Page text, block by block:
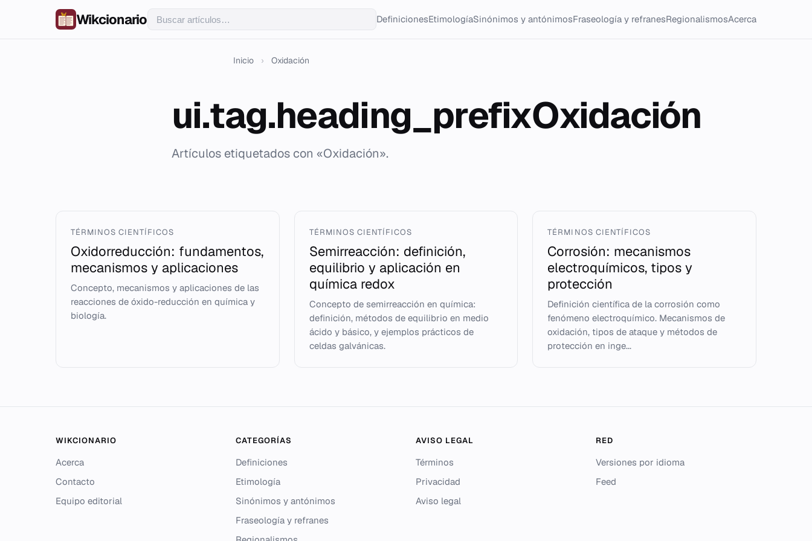
Wikcionario DefinicionesEtimologíaSinónimos y antónimosFraseología y refranesRegionalismosAcerca
Inicio › Oxidación
ui.tag.heading_prefixOxidación
Artículos etiquetados con «Oxidación».
TÉRMINOS CIENTÍFICOS
Oxidorreducción: fundamentos,
mecanismos y aplicaciones
Concepto, mecanismos y aplicaciones de las
reacciones de óxido-reducción en química y
biología.
TÉRMINOS CIENTÍFICOS
Semirreacción: definición,
equilibrio y aplicación en
química redox
Concepto de semirreacción en química:
definición, métodos de equilibrio en medio
ácido y básico, y ejemplos prácticos de
celdas galvánicas.
TÉRMINOS CIENTÍFICOS
Corrosión: mecanismos
electroquímicos, tipos y
protección
Definición científica de la corrosión como
fenómeno electroquímico. Mecanismos de
oxidación, tipos de ataque y métodos de
protección en inge...
WIKCIONARIO
Acerca
Contacto
Equipo editorial
CATEGORÍAS
Definiciones
Etimología
Sinónimos y antónimos
Fraseología y refranes
AVISO LEGAL
Términos
Privacidad
Aviso legal
RED
Versiones por idioma
Feed